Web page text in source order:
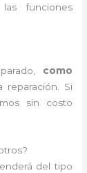
funciones
como
reparación. Si
sin costo
del tipo